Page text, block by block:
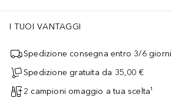
I TUOI VANTAGGI
Spedizione consegna entro 3/6 giorni
Spedizione gratuita da 35,00 €
2 campioni omaggio a tua scelta¹